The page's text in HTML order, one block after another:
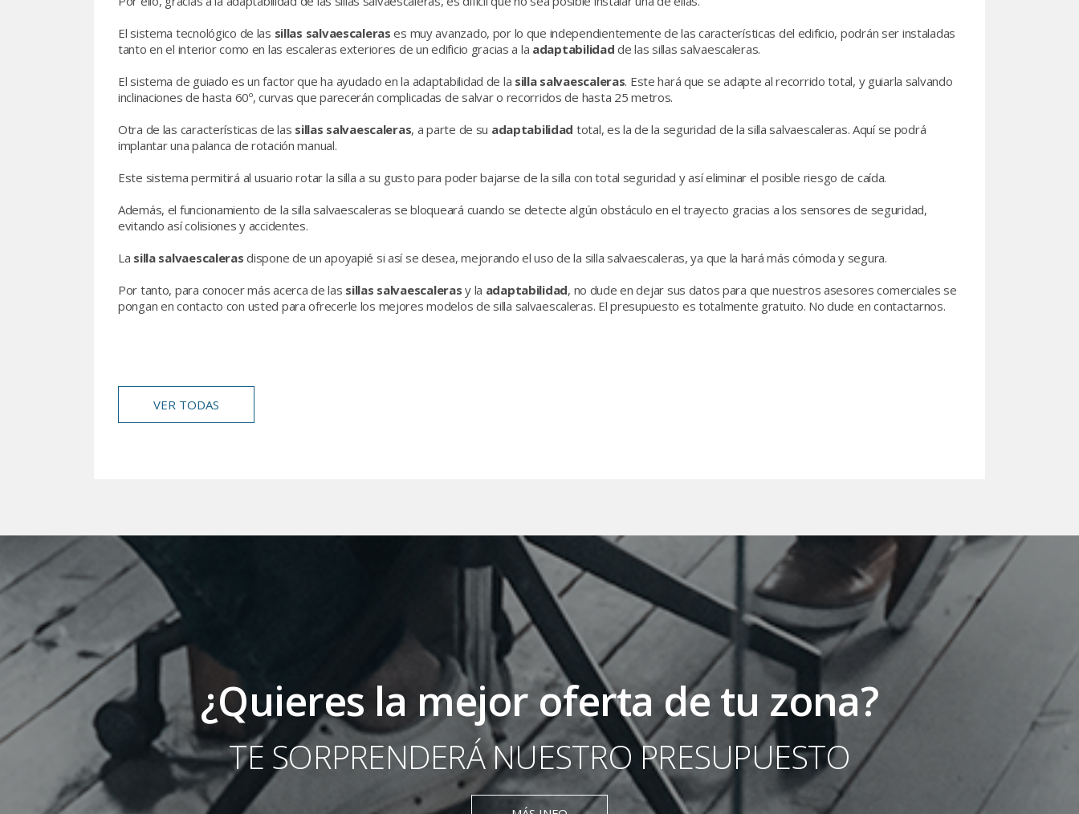
El sistema tecnológico de las sillas salvaescaleras es muy avanzado, por lo que independientemente de las características del edificio, podrán ser instaladas
tanto en el interior como en las escaleras exteriores de un edificio gracias a la adaptabilidad de las sillas salvaescaleras.
El sistema de guiado es un factor que ha ayudado en la adaptabilidad de la silla salvaescaleras. Este hará que se adapte al recorrido total, y guiarla salvando
inclinaciones de hasta 60º, curvas que parecerán complicadas de salvar o recorridos de hasta 25 metros.
Otra de las características de las sillas salvaescaleras, a parte de su adaptabilidad total, es la de la seguridad de la silla salvaescaleras. Aquí se podrá
implantar una palanca de rotación manual.
Este sistema permitirá al usuario rotar la silla a su gusto para poder bajarse de la silla con total seguridad y así eliminar el posible riesgo de caída.
Además, el funcionamiento de la silla salvaescaleras se bloqueará cuando se detecte algún obstáculo en el trayecto gracias a los sensores de seguridad,
evitando así colisiones y accidentes.
La silla salvaescaleras dispone de un apoyapié si así se desea, mejorando el uso de la silla salvaescaleras, ya que la hará más cómoda y segura.
Por tanto, para conocer más acerca de las sillas salvaescalerasy la adaptabilidad, no dude en dejar sus datos para que nuestros asesores comerciales se
pongan en contacto con usted para ofrecerle los mejores modelos de silla salvaescaleras. El presupuesto es totalmente gratuito. No dude en contactarnos.
VER TODAS
¿Quieres la mejor oferta de tu zona?
TE SORPRENDERÁ NUESTRO PRESUPUESTO